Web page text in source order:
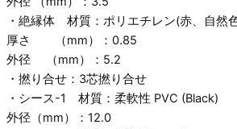
・絶縁体 材質：ポリエチレン(赤、自然
厚さ （mm）：0.85
外径 （mm）：5.2
・撚り合せ：3芯撚り合せ
・シース-1 材質：柔軟性 PVC (Black)
外径（mm）：12.0